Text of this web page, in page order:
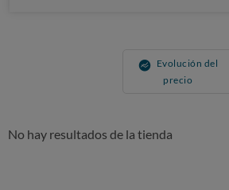
Evolución del
precio
No hay resultados de la tienda